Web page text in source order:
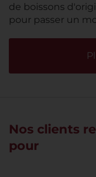
de boissons
pour passer un
Nos clients
pour